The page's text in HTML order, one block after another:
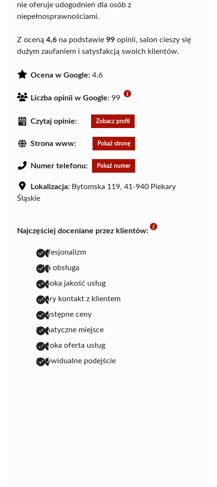
nie oferuje udogodnień dla osób z
niepełnosprawnościami.
Z oceną 4,6 na podstawie 99 opinii, salon cieszy się
dużym zaufaniem i satysfakcją swoich klientów.
Ocena w Google: 4.6
Liczba opinii w Google: 99
Czytaj opinie: Zobacz profil
Strona www: Pokaż stronę
Numer telefonu: Pokaż numer
Lokalizacja: Bytomska 119, 41-940 Piekary
Śląskie
Najczęściej doceniane przez klientów:
profesjonalizm
miła obsługa
wysoka jakość usług
dobry kontakt z klientem
przystępne ceny
klimatyczne miejsce
szeroka oferta usług
indywidualne podejście